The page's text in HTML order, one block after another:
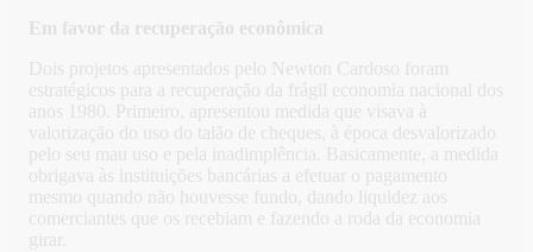
Em favor da recuperação econômica
Dois projetos apresentados pelo Newton Cardoso foram
estratégicos para a recuperação da frágil economia nacional dos
anos 1980. Primeiro, apresentou medida que visava à
valorização do uso do talão de cheques, à época desvalorizado
pelo seu mau uso e pela inadimplência. Basicamente, a medida
obrigava às instituições bancárias a efetuar o pagamento
mesmo quando não houvesse fundo, dando liquidez aos
comerciantes que os recebiam e fazendo a roda da economia
girar.